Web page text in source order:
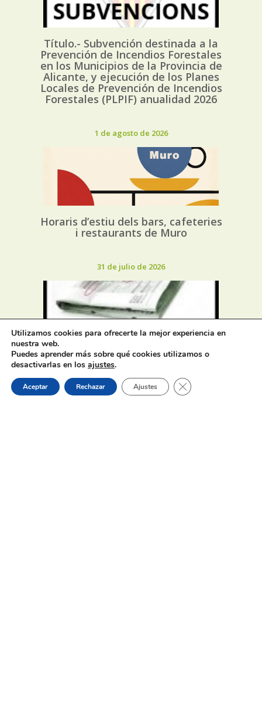
Título.- Subvención destinada a la
Prevención de Incendios Forestales
en los Municipios de la Provincia de
Alicante, y ejecución de los Planes
Locales de Prevención de Incendios
Forestales (PLPIF) anualidad 2026
1 de agosto de 2026
Horaris d’estiu dels bars, cafeteries
i restaurants de Muro
31 de julio de 2026
Oferta de Trabajo: SAD, SERVICIO
DE AYUDA A DOMICILIO
Utilizamos cookies para ofrecerte la mejor experiencia en
nuestra web.
Puedes aprender más sobre qué cookies utilizamos o
desactivarlas en los ajustes.
Aceptar Rechazar Ajustes Cerrar el banner de